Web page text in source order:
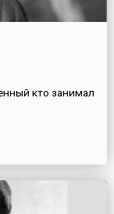
кто занимал